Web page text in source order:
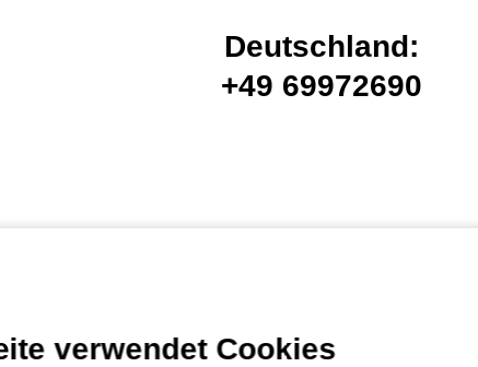
Deutschland:
+49 69972690
BerlinFrankfurt
verwendet Cookies